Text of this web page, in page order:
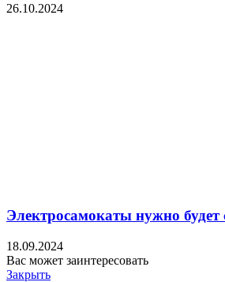
26.10.2024
Электросамокаты нужно будет
18.09.2024
Вас может заинтересовать
Закрыть